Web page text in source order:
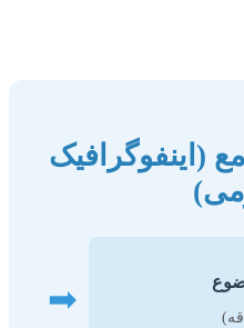
(اینفوگرافیک
➡